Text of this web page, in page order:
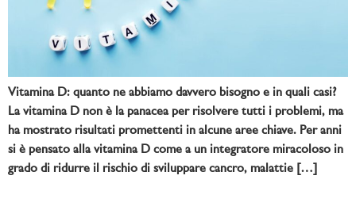
Vitamina D: quanto ne abbiamo davvero bisogno e in quali casi?
La vitamina D non è la panacea per risolvere tutti i problemi, ma
ha mostrato risultati promettenti in alcune aree chiave. Per anni
si è pensato alla vitamina D come a un integratore miracoloso in
grado di ridurre il rischio di sviluppare cancro, malattie […]